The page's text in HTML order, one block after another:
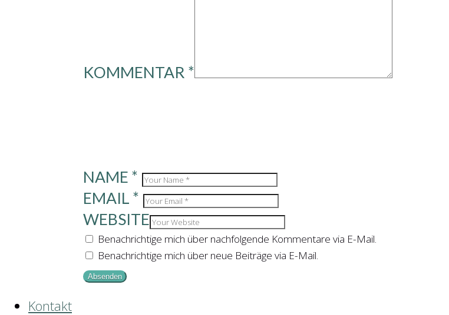
KOMMENTAR *
NAME *
EMAIL *
WEBSITE
Benachrichtige mich über nachfolgende Kommentare via E-Mail.
Benachrichtige mich über neue Beiträge via E-Mail.
Kontakt